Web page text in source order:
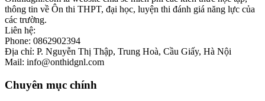
thông tin về Ôn thi THPT, đại học, luyện thi đánh giá năng lực của
các trường.
Liên hệ:
Phone: 0862902394
Địa chỉ: P. Nguyễn Thị Thập, Trung Hoà, Cầu Giấy, Hà Nội
Mail: info@onthidgnl.com
Chuyên mục chính